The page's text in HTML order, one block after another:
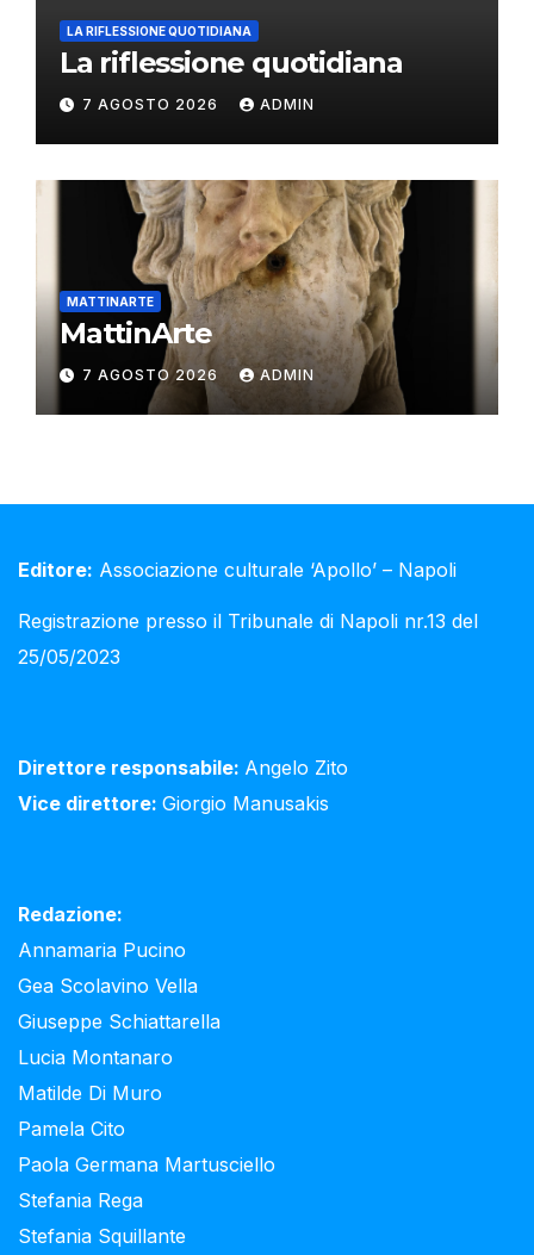
LA RIFLESSIONE QUOTIDIANA
La riflessione quotidiana
7 AGOSTO 2026 ADMIN
MATTINARTE
MattinArte
7 AGOSTO 2026 ADMIN
Editore: Associazione culturale ‘Apollo’ – Napoli
Registrazione presso il Tribunale di Napoli nr.13 del
25/05/2023
Direttore responsabile: Angelo Zito
Vice direttore: Giorgio Manusakis
Redazione:
Annamaria Pucino
Gea Scolavino Vella
Giuseppe Schiattarella
Lucia Montanaro
Matilde Di Muro
Pamela Cito
Paola Germana Martusciello
Stefania Rega
Stefania Squillante